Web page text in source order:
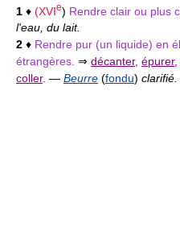
1 ♦ (XVIe) Rendre clair ou plus
l'eau, du lait.
2 ♦ Rendre pur (un liquide) en
étrangères. ⇒ décanter, épurer,
coller. — Beurre (fondu) clarifié.